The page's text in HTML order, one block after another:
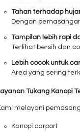
Tahan terhadap
Dengan
Tampilan lebih rapi
Terlihat bersih dan
Lebih cocok untuk
Area yang sering
Tukang Kanopi
melayani
Kanopi carport